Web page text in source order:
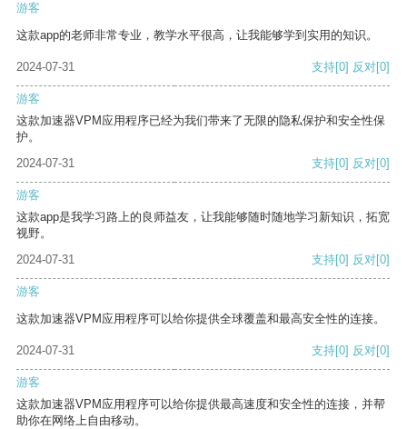
游客
这款app的老师非常专业，教学水平很高，让我能够学到实用的知识。
2024-07-31 支持[0] 反对[0]
游客
这款加速器VPM应用程序已经为我们带来了无限的隐私保护和安全性保
护。
2024-07-31
支持[0] 反对[0]
游客
这款app是我学习路上的良师益友，让我能够随时随地学习新知识，拓宽
视野。
2024-07-31
支持[0] 反对[0]
游客
这款加速器VPM应用程序可以给你提供全球覆盖和最高安全性的连接。
2024-07-31 支持[0] 反对[0]
游客
这款加速器VPM应用程序可以给你提供最高速度和安全性的连接，并帮
助你在网络上自由移动。